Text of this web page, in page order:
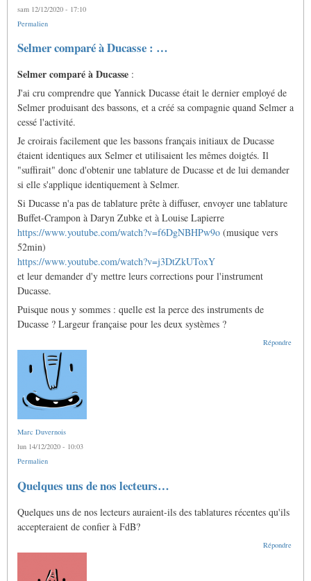
sam 12/12/2020 - 17:10
Permalien
Selmer comparé à Ducasse : …
Selmer comparé à Ducasse :
J'ai cru comprendre que Yannick Ducasse était le dernier employé de
Selmer produisant des bassons, et a créé sa compagnie quand Selmer a
cessé l'activité.
Je croirais facilement que les bassons français initiaux de Ducasse
étaient identiques aux Selmer et utilisaient les mêmes doigtés. Il
"suffirait" donc d'obtenir une tablature de Ducasse et de lui demander
si elle s'applique identiquement à Selmer.
Si Ducasse n'a pas de tablature prête à diffuser, envoyer une tablature
Buffet-Crampon à Daryn Zubke et à Louise Lapierre
https://www.youtube.com/watch?v=f6DgNBHPw9o (musique vers
52min)
https://www.youtube.com/watch?v=j3DtZkUToxY
et leur demander d'y mettre leurs corrections pour l'instrument
Ducasse.
Puisque nous y sommes : quelle est la perce des instruments de
Ducasse ? Largeur française pour les deux systèmes ?
Répondre
Marc Duvernois
lun 14/12/2020 - 10:03
Permalien
Quelques uns de nos lecteurs…
Quelques uns de nos lecteurs auraient-ils des tablatures récentes qu'ils
accepteraient de confier à FdB?
Répondre